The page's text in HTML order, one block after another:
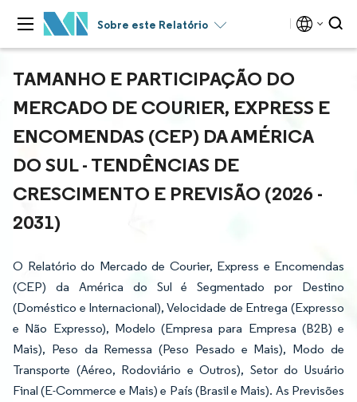
Sobre este Relatório
TAMANHO E PARTICIPAÇÃO DO
MERCADO DE COURIER, EXPRESS E
ENCOMENDAS (CEP) DA AMÉRICA
DO SUL - TENDÊNCIAS DE
CRESCIMENTO E PREVISÃO (2026 -
2031)
O Relatório do Mercado de Courier, Express e Encomendas
(CEP) da América do Sul é Segmentado por Destino
(Doméstico e Internacional), Velocidade de Entrega (Expresso
e Não Expresso), Modelo (Empresa para Empresa (B2B) e
Mais), Peso da Remessa (Peso Pesado e Mais), Modo de
Transporte (Aéreo, Rodoviário e Outros), Setor do Usuário
Final (E-Commerce e Mais) e País (Brasil e Mais). As Previsões